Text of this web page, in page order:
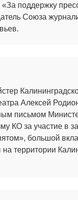
поддержку
Союза
Алексей
письмом
КО за участие в
большой
территории